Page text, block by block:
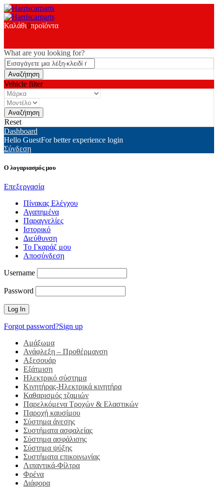
Καλάθι0προϊόντα
What are you looking for?
Vehicle filter
Reset
Dashboard
Hello GuestFor better experience login
Σύνδεση
Ο λογαριασμός μου
Επεξεργασία
Πίνακας Ελέγχου
Αγαπημένα
Παραγγελίες
Ιστορικό
Διεύθυνση
Το Γκαράζ μου
Αποσύνδεση
Username
Password
Forgot password?Sign up
Αμάξωμα
Ανάφλεξη – Προθέρμανση
Αξεσουάρ
Εξάτμιση
Ηλεκτρικό σύστημα
Κινητήρας-Ηλεκτρικά κινητήρα
Καθαρισμός τζαμιών
Παρελκόμενα Τροχών & Ελαστικών
Παροχή καυσίμου
Σύστημα άνεσης
Συστήματα ασφαλείας
Σύστημα ασφάλισης
Σύστημα ψύξης
Συστήματα επικοινωνίας
Λιπαντικά-Φίλτρα
Φρένα
Διάφορα